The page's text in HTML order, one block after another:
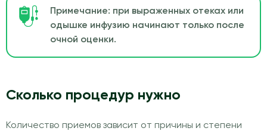
Примечание: при выраженных отеках или
одышке инфузию начинают только после
очной оценки.
Сколько процедур нужно
Количество приемов зависит от причины и степени